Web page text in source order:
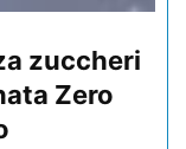
zuccheri
Zero